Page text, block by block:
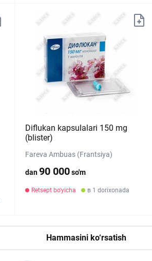
Diflukan kapsulalari 150 mg
(blister)
Fareva Ambuas (Frantsiya)
dan90 000so'm
Retsept bo'yicha в 1 dorixonada
Hammasini ko‘rsatish